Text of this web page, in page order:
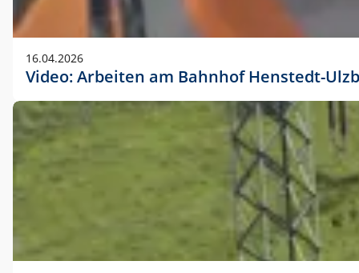
16.04.2026
Video: Arbeiten am Bahnhof Henstedt-